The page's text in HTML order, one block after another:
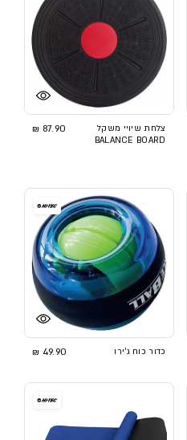
צלחת שיויי משקל
BALANCE BOARD
87.90 ₪
כדור כוח ג'ירו 49.90 ₪